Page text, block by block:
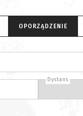
OPORZĄDZENIE
Dystans